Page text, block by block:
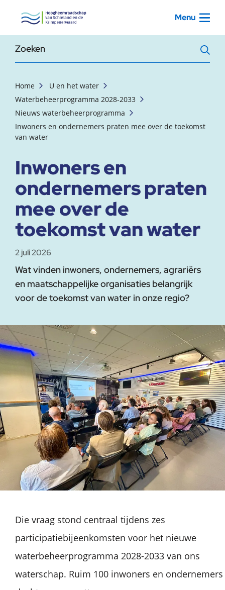
, startpagina Menu
Zoekterm
Home
U en het water
Waterbeheerprogramma 2028-2033
Nieuws waterbeheerprogramma
Inwoners en ondernemers praten mee over de toekomst
van water
Inwoners en
ondernemers praten
mee over de
toekomst van water
2 juli 2026
Wat vinden inwoners, ondernemers, agrariërs
en maatschappelijke organisaties belangrijk
voor de toekomst van water in onze regio?
Die vraag stond centraal tijdens zes
participatiebijeenkomsten voor het nieuwe
waterbeheerprogramma 2028-2033 van ons
waterschap. Ruim 100 inwoners en ondernemers